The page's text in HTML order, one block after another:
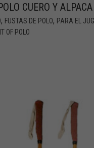
CUERO Y ALPACA
, FUSTAS DE POLO, PARA EL
OF POLO